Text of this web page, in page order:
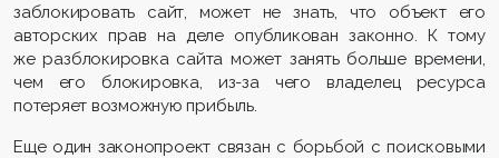
заблокировать сайт, может не знать, что объект его
авторских прав на деле опубликован законно. К тому
же разблокировка сайта может занять больше времени,
чем его блокировка, из-за чего владелец ресурса
потеряет возможную прибыль.
Еще один законопроект связан с борьбой с поисковыми